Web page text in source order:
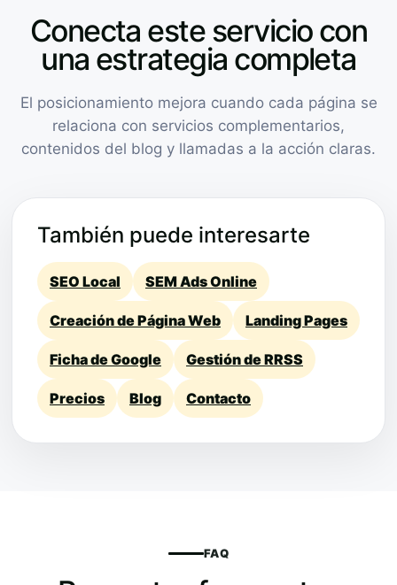
Conecta este servicio con
una estrategia completa
El posicionamiento mejora cuando cada página se
relaciona con servicios complementarios,
contenidos del blog y llamadas a la acción claras.
También puede interesarte
SEO Local SEM Ads Online
Creación de Página Web Landing Pages
Ficha de Google Gestión de RRSS
Precios Blog Contacto
FAQ